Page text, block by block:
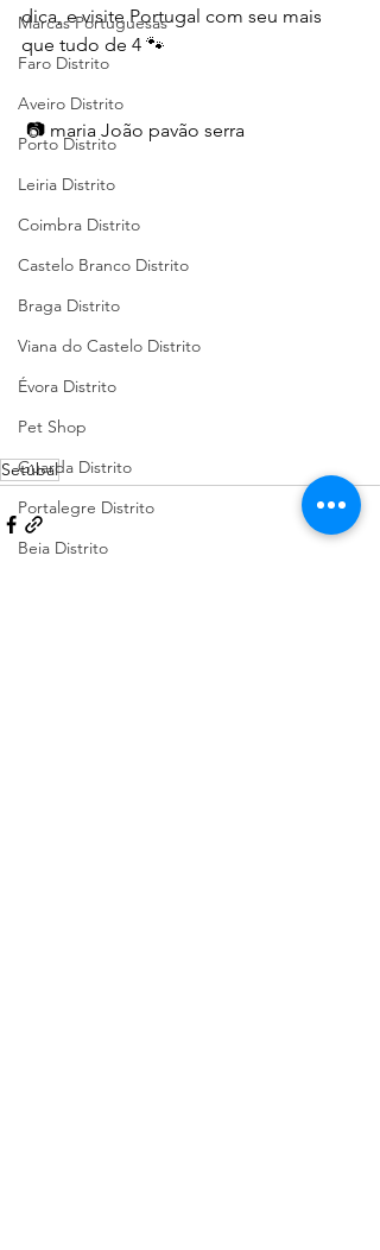
Marcas Portuguesas
Faro Distrito
Aveiro Distrito
Porto Distrito
Leiria Distrito
Coimbra Distrito
Castelo Branco Distrito
Braga Distrito
Viana do Castelo Distrito
Évora Distrito
Pet Shop
Guarda Distrito
Portalegre Distrito
Beja Distrito
dica, e visite Portugal com seu mais
que tudo de 4 🐾
📷 maria João pavão serra
Setúbal